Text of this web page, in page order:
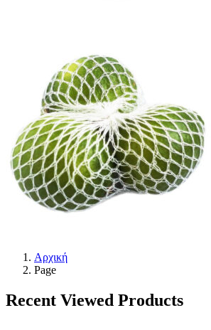
Αρχική
Page
Recent Viewed Products